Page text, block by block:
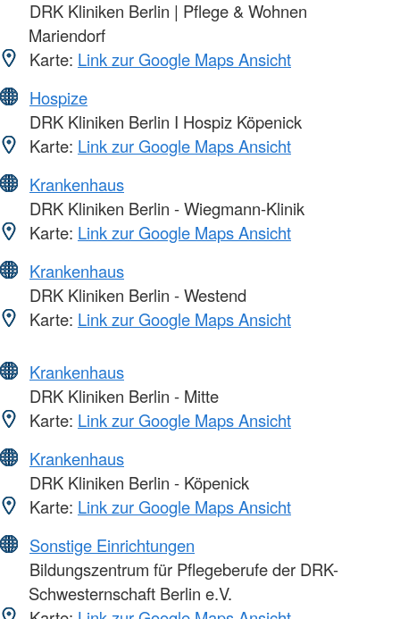
DRK Kliniken Berlin | Pflege & Wohnen
Mariendorf
Karte: Link zur Google Maps Ansicht
Hospize
DRK Kliniken Berlin I Hospiz Köpenick
Karte: Link zur Google Maps Ansicht
Krankenhaus
DRK Kliniken Berlin - Wiegmann-Klinik
Karte: Link zur Google Maps Ansicht
Krankenhaus
DRK Kliniken Berlin - Westend
Karte: Link zur Google Maps Ansicht
Krankenhaus
DRK Kliniken Berlin - Mitte
Karte: Link zur Google Maps Ansicht
Krankenhaus
DRK Kliniken Berlin - Köpenick
Karte: Link zur Google Maps Ansicht
Sonstige Einrichtungen
Bildungszentrum für Pflegeberufe der DRK-
Schwesternschaft Berlin e.V.